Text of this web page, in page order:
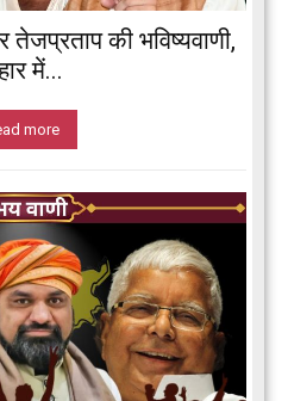
की भविष्यवाणी,
में...
more